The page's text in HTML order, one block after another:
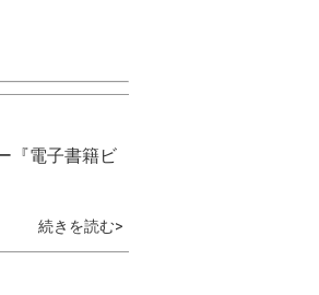
『電子書籍ビ
続きを読む>